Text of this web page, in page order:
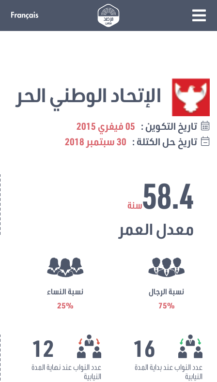
الإتحاد الوطني الحر
تاريخ التكوين : 05 فيفري 2015
تاريخ حل الكتلة : 30 سبتمبر 2018
58.4سنة
معدل العمر
نسبة الرجال
75%
نسبة النساء
25%
16
عدد النواب عند بداية المدة
النيابية
12
عدد النواب عند نهاية المدة
النيابية